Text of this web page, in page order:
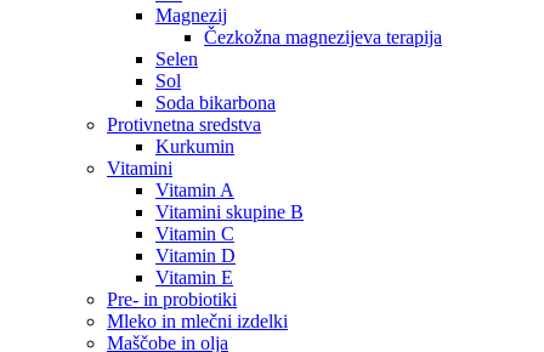
Magnezij
Čezkožna magnezijeva terapija
Selen
Sol
Soda bikarbona
Protivnetna sredstva
Kurkumin
Vitamini
Vitamin A
Vitamini skupine B
Vitamin C
Vitamin D
Vitamin E
Pre- in probiotiki
Mleko in mlečni izdelki
Maščobe in olja